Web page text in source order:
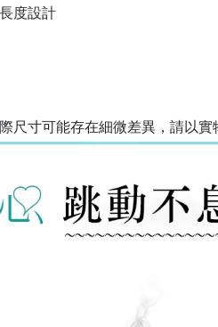
度設計
尺寸可能存在細微差異，請以實